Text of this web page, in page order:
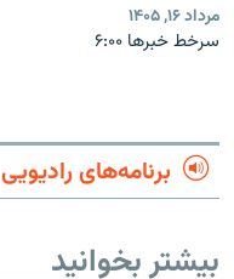
مرداد ۱۶, ۱۴۰۵
سرخط خبرها ۶:۰۰
برنامه‌های رادیویی
بیشتر بخوانید